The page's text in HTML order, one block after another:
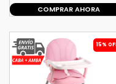
COMPRAR AHORA
15%